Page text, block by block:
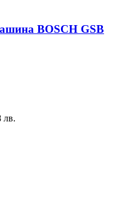
BOSCH GSB
лв.